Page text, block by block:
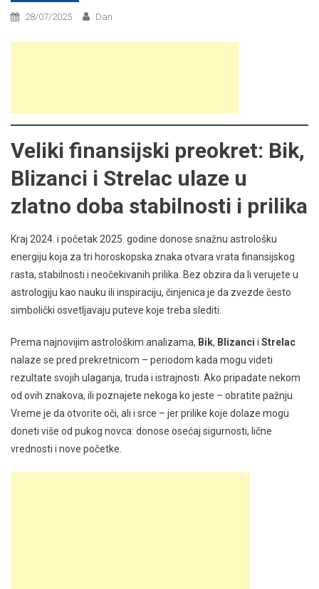
28/07/2025 Dan
Veliki finansijski preokret: Bik,
Blizanci i Strelac ulaze u
zlatno doba stabilnosti i prilika
Kraj 2024. i početak 2025. godine donose snažnu astrološku
energiju koja za tri horoskopska znaka otvara vrata finansijskog
rasta, stabilnosti i neočekivanih prilika. Bez obzira da li verujete u
astrologiju kao nauku ili inspiraciju, činjenica je da zvezde često
simbolički osvetljavaju puteve koje treba slediti.
Prema najnovijim astrološkim analizama, Bik, Blizanci i Strelac
nalaze se pred prekretnicom – periodom kada mogu videti
rezultate svojih ulaganja, truda i istrajnosti. Ako pripadate nekom
od ovih znakova, ili poznajete nekoga ko jeste – obratite pažnju.
Vreme je da otvorite oči, ali i srce – jer prilike koje dolaze mogu
doneti više od pukog novca: donose osećaj sigurnosti, lične
vrednosti i nove početke.